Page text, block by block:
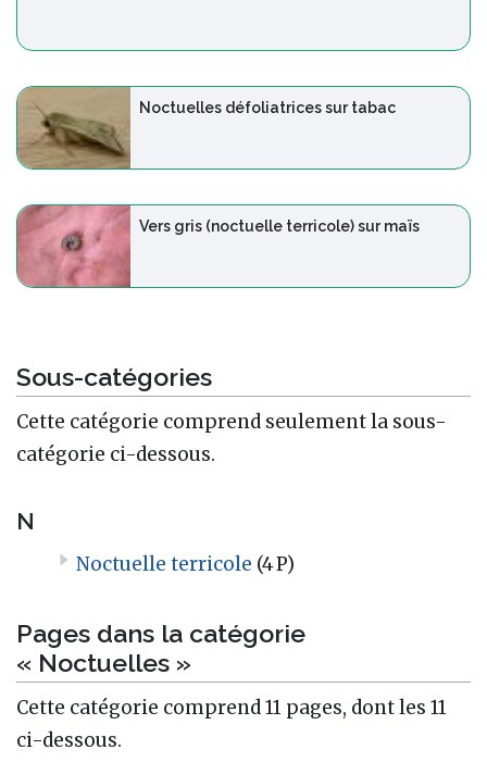
Noctuelles défoliatrices sur tabac
Vers gris (noctuelle terricole) sur maïs
Sous-catégories
Cette catégorie comprend seulement la sous-
catégorie ci-dessous.
N
Noctuelle terricole (4 P)
Pages dans la catégorie
« Noctuelles »
Cette catégorie comprend 11 pages, dont les 11
ci-dessous.